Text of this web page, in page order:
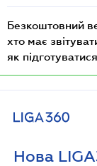
Безкоштовний
хто має
як
Нова